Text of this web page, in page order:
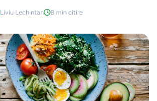
Liviu Lechintan 8 min citire